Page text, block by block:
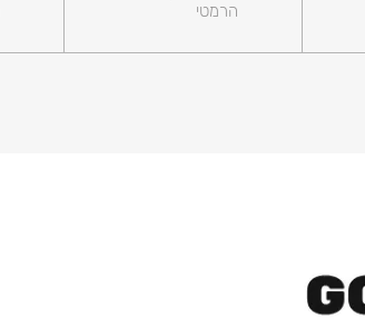
הרמטי